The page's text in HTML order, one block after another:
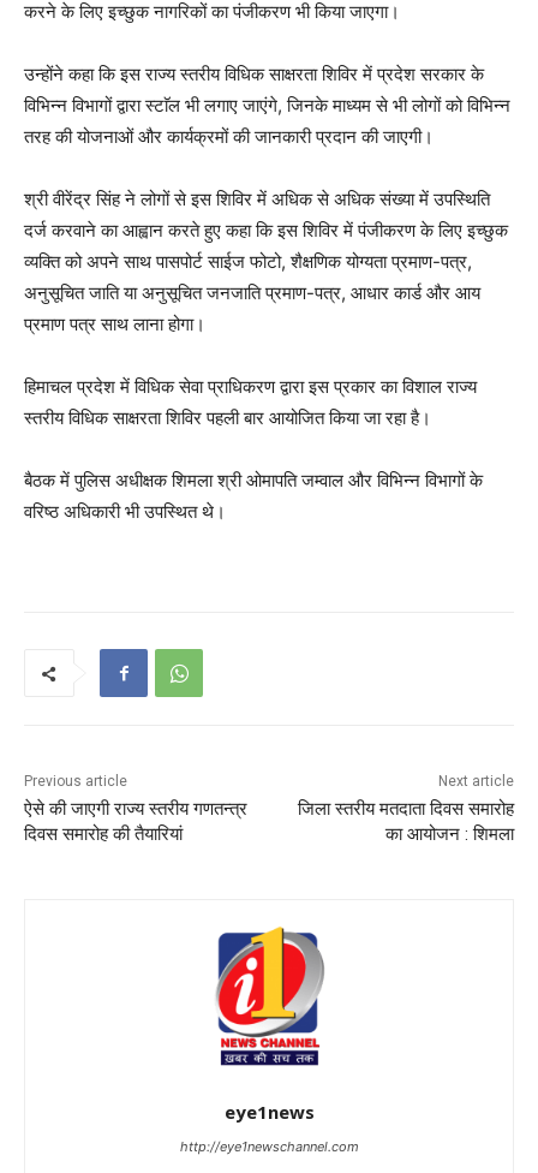
करने के लिए इच्छुक नागरिकों का पंजीकरण भी किया जाएगा।
उन्होंने कहा कि इस राज्य स्तरीय विधिक साक्षरता शिविर में प्रदेश सरकार के
विभिन्न विभागों द्वारा स्टाॅल भी लगाए जाएंगे, जिनके माध्यम से भी लोगों को विभिन्न
तरह की योजनाओं और कार्यक्रमों की जानकारी प्रदान की जाएगी।
श्री वीरेंद्र सिंह ने लोगों से इस शिविर में अधिक से अधिक संख्या में उपस्थिति
दर्ज करवाने का आह्वान करते हुए कहा कि इस शिविर में पंजीकरण के लिए इच्छुक
व्यक्ति को अपने साथ पासपोर्ट साईज फोटो, शैक्षणिक योग्यता प्रमाण-पत्र,
अनुसूचित जाति या अनुसूचित जनजाति प्रमाण-पत्र, आधार कार्ड और आय
प्रमाण पत्र साथ लाना होगा।
हिमाचल प्रदेश में विधिक सेवा प्राधिकरण द्वारा इस प्रकार का विशाल राज्य
स्तरीय विधिक साक्षरता शिविर पहली बार आयोजित किया जा रहा है।
बैठक में पुलिस अधीक्षक शिमला श्री ओमापति जम्वाल और विभिन्न विभागों के
वरिष्ठ अधिकारी भी उपस्थित थे।
Previous article
ऐसे की जाएगी राज्य स्तरीय गणतन्त्र
दिवस समारोह की तैयारियां
Next article
जिला स्तरीय मतदाता दिवस समारोह
का आयोजन : शिमला
eye1news
http://eye1newschannel.com